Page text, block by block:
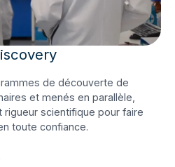
de découverte de
et menés en parallèle,
rigueur scientifique pour faire
toute confiance.